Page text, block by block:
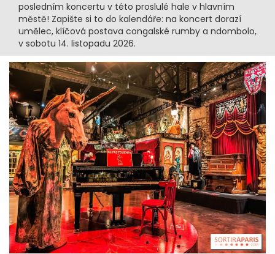
posledním koncertu v této proslulé hale v hlavním
městě! Zapište si to do kalendáře: na koncert dorazí
umělec, klíčová postava congalské rumby a ndombolo,
v sobotu 14. listopadu 2026.